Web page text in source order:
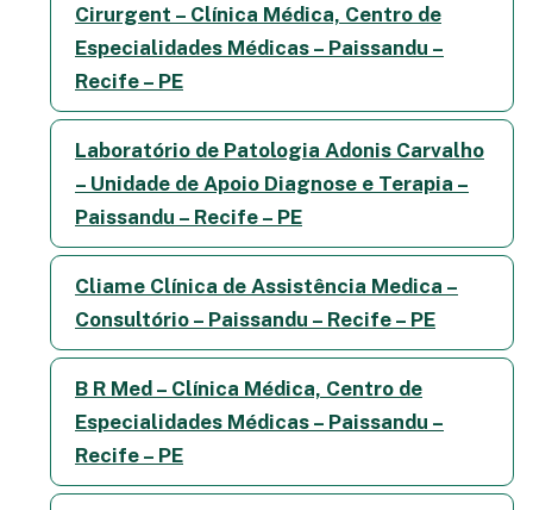
Cirurgent – Clínica Médica, Centro de
Especialidades Médicas – Paissandu –
Recife – PE
Laboratório de Patologia Adonis Carvalho
– Unidade de Apoio Diagnose e Terapia –
Paissandu – Recife – PE
Cliame Clínica de Assistência Medica –
Consultório – Paissandu – Recife – PE
B R Med – Clínica Médica, Centro de
Especialidades Médicas – Paissandu –
Recife – PE